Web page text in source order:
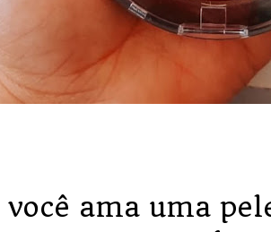
você ama uma